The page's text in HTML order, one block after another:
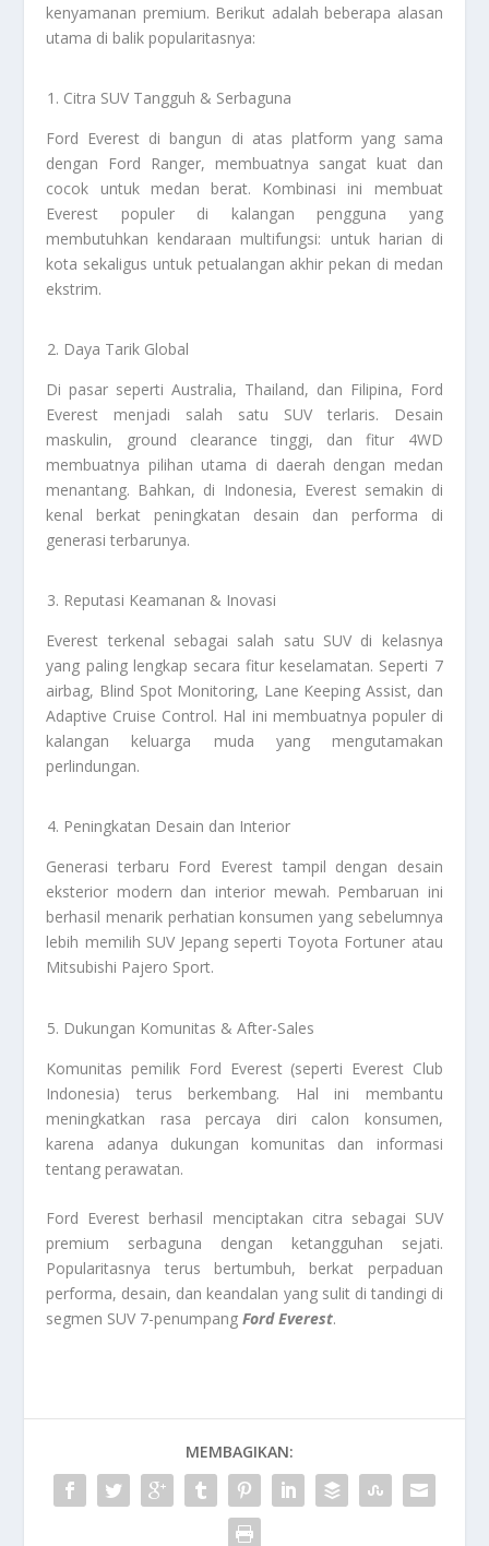
kenyamanan premium. Berikut adalah beberapa alasan
utama di balik popularitasnya:
Citra SUV Tangguh & Serbaguna
Ford Everest di bangun di atas platform yang sama
dengan Ford Ranger, membuatnya sangat kuat dan
cocok untuk medan berat. Kombinasi ini membuat
Everest populer di kalangan pengguna yang
membutuhkan kendaraan multifungsi: untuk harian di
kota sekaligus untuk petualangan akhir pekan di medan
ekstrim.
Daya Tarik Global
Di pasar seperti Australia, Thailand, dan Filipina, Ford
Everest menjadi salah satu SUV terlaris. Desain
maskulin, ground clearance tinggi, dan fitur 4WD
membuatnya pilihan utama di daerah dengan medan
menantang. Bahkan, di Indonesia, Everest semakin di
kenal berkat peningkatan desain dan performa di
generasi terbarunya.
Reputasi Keamanan & Inovasi
Everest terkenal sebagai salah satu SUV di kelasnya
yang paling lengkap secara fitur keselamatan. Seperti 7
airbag, Blind Spot Monitoring, Lane Keeping Assist, dan
Adaptive Cruise Control. Hal ini membuatnya populer di
kalangan keluarga muda yang mengutamakan
perlindungan.
Peningkatan Desain dan Interior
Generasi terbaru Ford Everest tampil dengan desain
eksterior modern dan interior mewah. Pembaruan ini
berhasil menarik perhatian konsumen yang sebelumnya
lebih memilih SUV Jepang seperti Toyota Fortuner atau
Mitsubishi Pajero Sport.
Dukungan Komunitas & After-Sales
Komunitas pemilik Ford Everest (seperti Everest Club
Indonesia) terus berkembang. Hal ini membantu
meningkatkan rasa percaya diri calon konsumen,
karena adanya dukungan komunitas dan informasi
tentang perawatan.
Ford Everest berhasil menciptakan citra sebagai SUV
premium serbaguna dengan ketangguhan sejati.
Popularitasnya terus bertumbuh, berkat perpaduan
performa, desain, dan keandalan yang sulit di tandingi di
segmen SUV 7-penumpangFord Everest.
MEMBAGIKAN: